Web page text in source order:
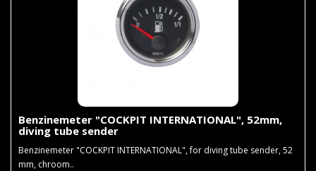
Benzinemeter "COCKPIT INTERNATIONAL", 52mm,
diving tube sender
Benzinemeter "COCKPIT INTERNATIONAL", for diving tube sender, 52
mm, chroom..